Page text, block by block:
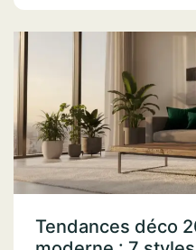
Tendances déco